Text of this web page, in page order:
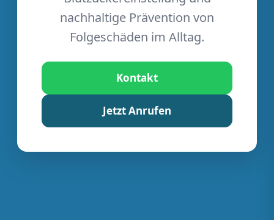
nachhaltige Prävention von
Folgeschäden im Alltag.
Kontakt
Jetzt Anrufen